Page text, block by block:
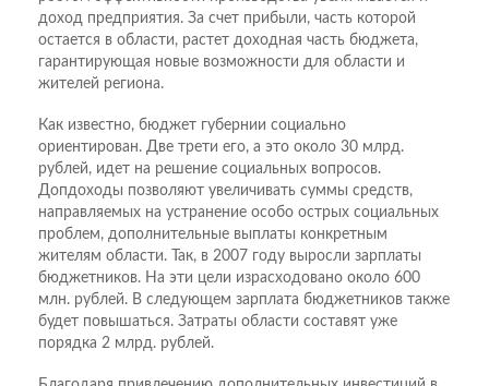
доход предприятия. За счет прибыли, часть которой
остается в области, растет доходная часть бюджета,
гарантирующая новые возможности для области и
жителей региона.
Как известно, бюджет губернии социально
ориентирован. Две трети его, а это около 30 млрд.
рублей, идет на решение социальных вопросов.
Допдоходы позволяют увеличивать суммы средств,
направляемых на устранение особо острых социальных
проблем, дополнительные выплаты конкретным
жителям области. Так, в 2007 году выросли зарплаты
бюджетников. На эти цели израсходовано около 600
млн. рублей. В следующем зарплата бюджетников также
будет повышаться. Затраты области составят уже
порядка 2 млрд. рублей.